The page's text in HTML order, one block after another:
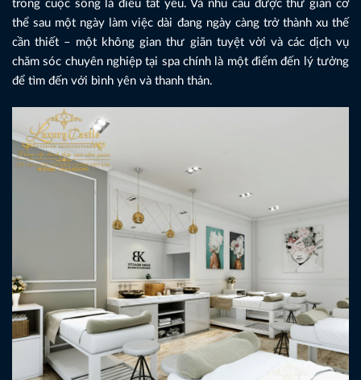
trong cuộc sống là điều tất yếu. Và nhu cầu được thư giãn cơ
thể sau một ngày làm việc dài đang ngày càng trở thành xu thế
cần thiết – một không gian thư giãn tuyệt vời và các dịch vụ
chăm sóc chuyên nghiệp tại spa chính là một điểm đến lý tưởng
để tìm đến với bình yên và thanh thản.